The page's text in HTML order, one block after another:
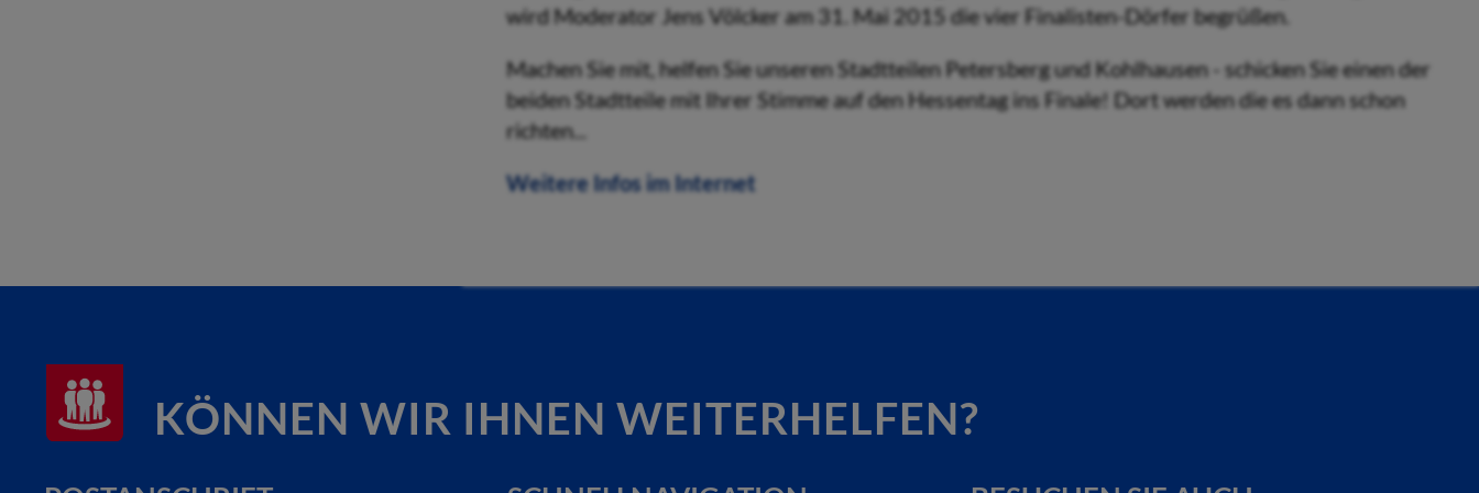
wird Moderator Jens Völcker am 31. Mai 2015 die vier Finalisten-Dörfer begrüßen.
Machen Sie mit, helfen Sie unseren Stadtteilen Petersberg und Kohlhausen - schicken Sie einen der
beiden Stadtteile mit Ihrer Stimme auf den Hessentag ins Finale! Dort werden die es dann schon
richten...
Weitere Infos im Internet
KÖNNEN WIR IHNEN WEITERHELFEN?